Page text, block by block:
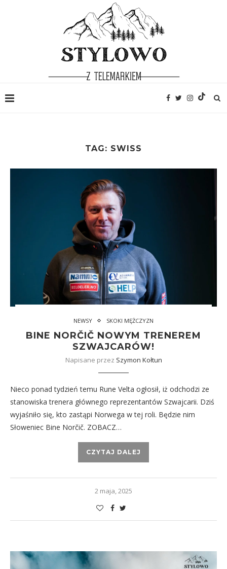
TAG: SWISS
NEWSY SKOKI MĘŻCZYZN
BINE NORČIČ NOWYM TRENEREM
SZWAJCARÓW!
Napisane przez Szymon Kołtun
Nieco ponad tydzień temu Rune Velta ogłosił, iż odchodzi ze
stanowiska trenera głównego reprezentantów Szwajcarii. Dziś
wyjaśniło się, kto zastąpi Norwega w tej roli. Będzie nim
Słoweniec Bine Norčič. ZOBACZ…
CZYTAJ DALEJ
2 maja, 2025